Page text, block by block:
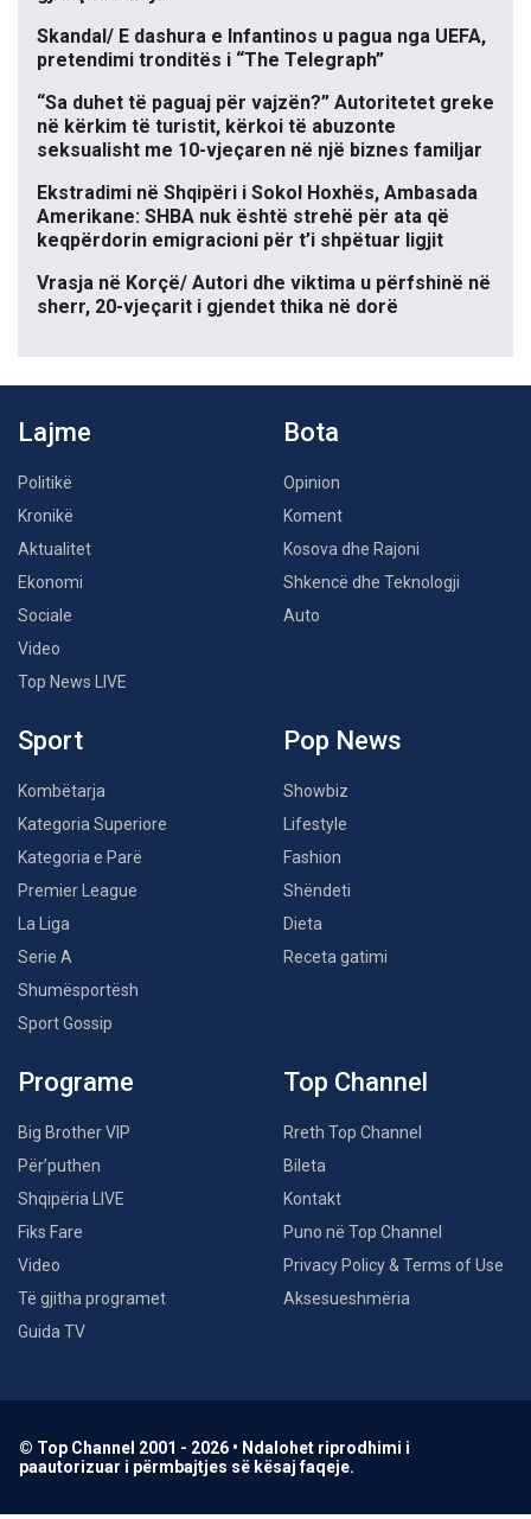
Skandal/ E dashura e Infantinos u pagua nga UEFA,
pretendimi tronditës i “The Telegraph”
“Sa duhet të paguaj për vajzën?” Autoritetet greke
në kërkim të turistit, kërkoi të abuzonte
seksualisht me 10-vjeçaren në një biznes familjar
Ekstradimi në Shqipëri i Sokol Hoxhës, Ambasada
Amerikane: SHBA nuk është strehë për ata që
keqpërdorin emigracioni për t’i shpëtuar ligjit
Vrasja në Korçë/ Autori dhe viktima u përfshinë në
sherr, 20-vjeçarit i gjendet thika në dorë
Lajme
Politikë
Kronikë
Aktualitet
Ekonomi
Sociale
Video
Top News LIVE
Bota
Opinion
Koment
Kosova dhe Rajoni
Shkencë dhe Teknologji
Auto
Sport
Kombëtarja
Kategoria Superiore
Kategoria e Parë
Premier League
La Liga
Serie A
Shumësportësh
Sport Gossip
Pop News
Showbiz
Lifestyle
Fashion
Shëndeti
Dieta
Receta gatimi
Programe
Big Brother VIP
Për’puthen
Shqipëria LIVE
Fiks Fare
Video
Të gjitha programet
Guida TV
Top Channel
Rreth Top Channel
Bileta
Kontakt
Puno në Top Channel
Privacy Policy & Terms of Use
Aksesueshmëria
© Top Channel 2001 - 2026 • Ndalohet riprodhimi i
paautorizuar i përmbajtjes së kësaj faqeje.